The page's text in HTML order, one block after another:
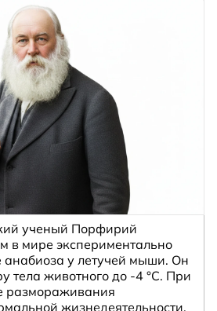
ученый Порфирий
в мире экспериментально
анабиоза у летучей мыши. Он
тела животного до -4 °C. При
размораживания
жизнедеятельности.